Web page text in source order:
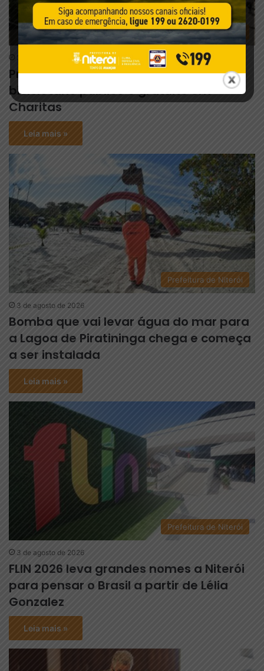
Prefeitura de Niterói
3 de agosto de 2026
Prefeitura de Niterói inaugura
bicicletário público e gratuito em
Charitas
Leia mais »
Prefeitura de Niterói
3 de agosto de 2026
Bomba que vai levar água do mar para
a Lagoa de Piratininga chega e começa
a ser instalada
Leia mais »
Prefeitura de Niterói
3 de agosto de 2026
FLIN 2026 leva grandes nomes a Niterói
para pensar o Brasil a partir de Lélia
Gonzalez
Leia mais »